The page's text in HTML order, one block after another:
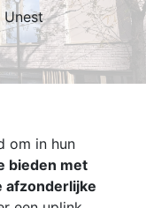
om in hun
bieden met
afzonderlijke